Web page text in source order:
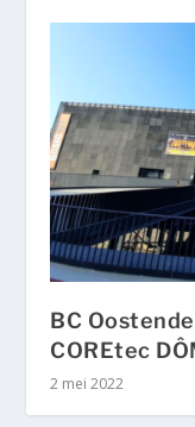
BC
COREtec
2 mei 2022